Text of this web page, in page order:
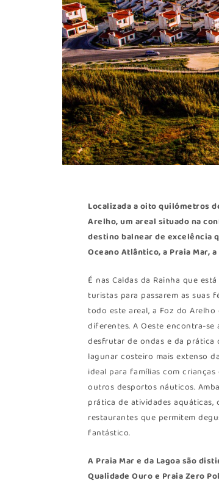
Localizada a oito quilómetros
Arelho, um areal situado na
destino balnear de excelência
Oceano Atlântico, a Praia Mar,
É nas Caldas da Rainha que
turistas para passarem as suas
todo este areal, a Foz do
diferentes. A Oeste encontra-
desfrutar de ondas e da prática
lagunar costeiro mais extenso
ideal para famílias com
outros desportos náuticos.
prática de atividades
restaurantes que permitem
fantástico.
A Praia Mar e da Lagoa são
Qualidade Ouro e Praia Zero